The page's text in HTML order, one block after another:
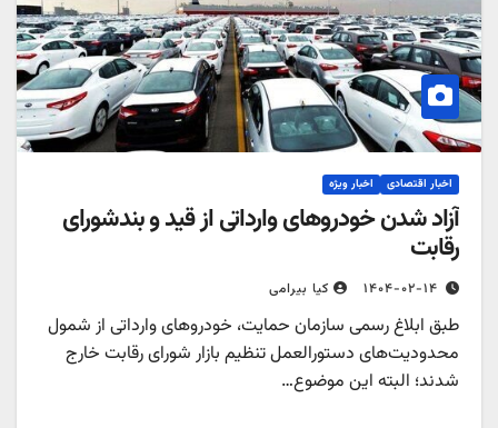
اخبار اقتصادی اخبار ویژه
آزاد شدن خودروهای وارداتی از قید و بندشورای
رقابت
۱۴۰۴-۰۲-۱۴ کیا بیرامی
طبق ابلاغ رسمی سازمان حمایت، خودروهای وارداتی از شمول
محدودیت‌های دستورالعمل تنظیم بازار شورای رقابت خارج
شدند؛ البته این موضوع…